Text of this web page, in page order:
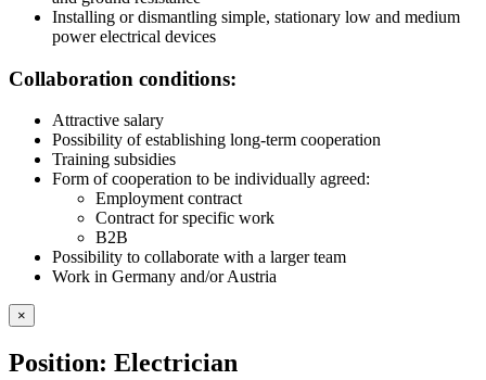
Installing or dismantling simple, stationary low and medium
power electrical devices
Collaboration conditions:
Attractive salary
Possibility of establishing long-term cooperation
Training subsidies
Form of cooperation to be individually agreed:
Employment contract
Contract for specific work
B2B
Possibility to collaborate with a larger team
Work in Germany and/or Austria
×
Position: Electrician